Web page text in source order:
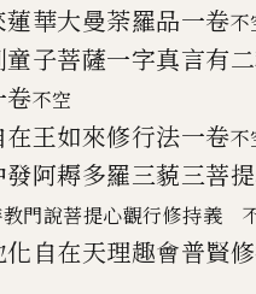
華大曼荼羅品一卷不
子菩薩一字真言有
卷不空
王如來修行法一卷不
阿耨多羅三藐三菩
門說菩提心觀行修持義
自在天理趣會普賢